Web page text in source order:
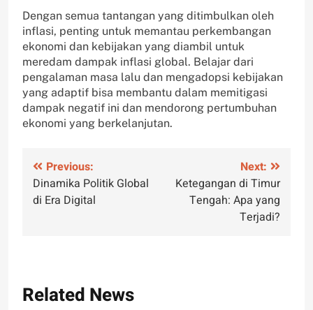
Dengan semua tantangan yang ditimbulkan oleh
inflasi, penting untuk memantau perkembangan
ekonomi dan kebijakan yang diambil untuk
meredam dampak inflasi global. Belajar dari
pengalaman masa lalu dan mengadopsi kebijakan
yang adaptif bisa membantu dalam memitigasi
dampak negatif ini dan mendorong pertumbuhan
ekonomi yang berkelanjutan.
Post
navigation
Previous:
Dinamika Politik Global
di Era Digital
Next:
Ketegangan di Timur
Tengah: Apa yang
Terjadi?
Related News